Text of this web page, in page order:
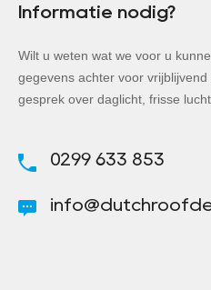
Informatie nodig?
Wilt u weten wat we voor u
gegevens achter voor
gesprek over daglicht, frisse
0299 633 853